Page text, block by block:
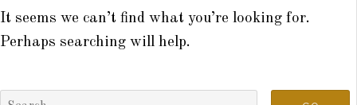
It seems we can’t find what you’re looking for.
Perhaps searching will help.